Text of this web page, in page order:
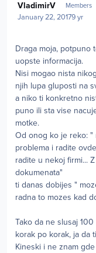
VladimirV Members
January 22, 20179 yr
Draga moja, potpuno
uopste informacija.
Nisi mogao nista
njih lupa gluposti na
a niko ti konkretno
puno ili sta vise
motke.
Od onog ko je reko: "
problema i radite
radite u nekoj firmi...
dokumenata"
ti danas dobijes "
radna to mozes kad
Tako da ne slusaj
korak po korak, ja da
Kineski i ne znam